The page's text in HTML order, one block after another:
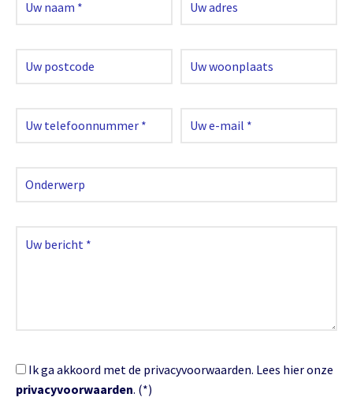
Ik ga akkoord met de privacyvoorwaarden. Lees hier onze
privacyvoorwaarden. (*)